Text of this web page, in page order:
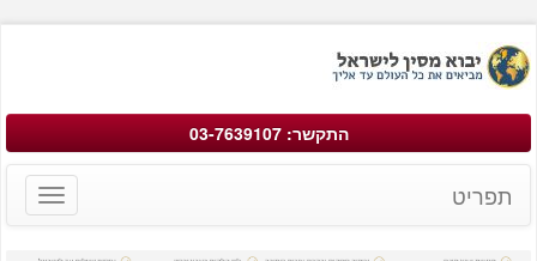
התקשר: 03-7639107
Toggle
תפריט